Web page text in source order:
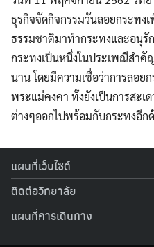
Search
for:
ธุรกิจจัดกิจกรรมวันลอยกระทง
ธรรมชาติมาทำกระทงและอนุ
กระทงเป็นหนึ่งในประเพณีสำ
นาน โดยมีความเชื่อว่าการลอย
พระแม่คงคา ทั้งยังเป็นการสะเ
ต่างๆออกไปพร้อมกับกระทงอีก
แผนที่เว็บไซต์
สมัครเรียน
สาขาวิชาการบัญชี
ติดต่อวิทยาลัย
โทรศัพท์: 035-336-335, 035-
อีเมล: thaiayothaya@tab.thai-
แผนที่การเดินทาง